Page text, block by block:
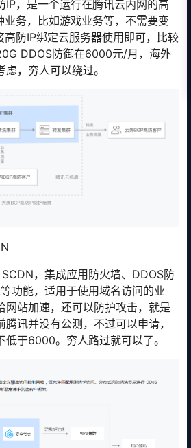
IP，是一个运行在腾讯云内网的高
业务，比如游戏业务等，不需要变
高防IP绑定云服务器使用即可，比较
DDOS防御在6000元/月，海外
，穷人可以绕过。
，集成应用防火墙、DDOS防
功能，适用于使用域名访问的业
网站加速，还可以防护攻击，就是
讯并没有公测，不过可以申请，
于6000。穷人路过就可以了。